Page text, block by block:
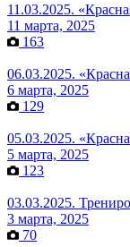
11.03.2025.
11 марта, 2025
163
06.03.2025.
6 марта, 2025
129
05.03.2025.
5 марта, 2025
123
03.03.2025.
3 марта, 2025
70